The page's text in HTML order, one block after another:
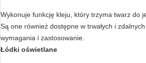
Wykonuje funkcję kleju, który trzyma twarz do
Są one również dostępne w trwałych i
wymagania i zastosowanie.
Łódki oświetlane